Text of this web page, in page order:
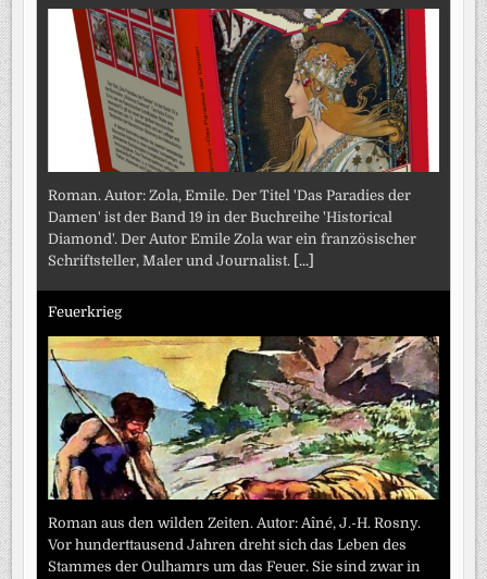
Roman. Autor: Zola, Emile. Der Titel 'Das Paradies der
Damen' ist der Band 19 in der Buchreihe 'Historical
Diamond'. Der Autor Emile Zola war ein französischer
Schriftsteller, Maler und Journalist. [...]
Feuerkrieg
Roman aus den wilden Zeiten. Autor: Aîné, J.-H. Rosny.
Vor hunderttausend Jahren dreht sich das Leben des
Stammes der Oulhamrs um das Feuer. Sie sind zwar in